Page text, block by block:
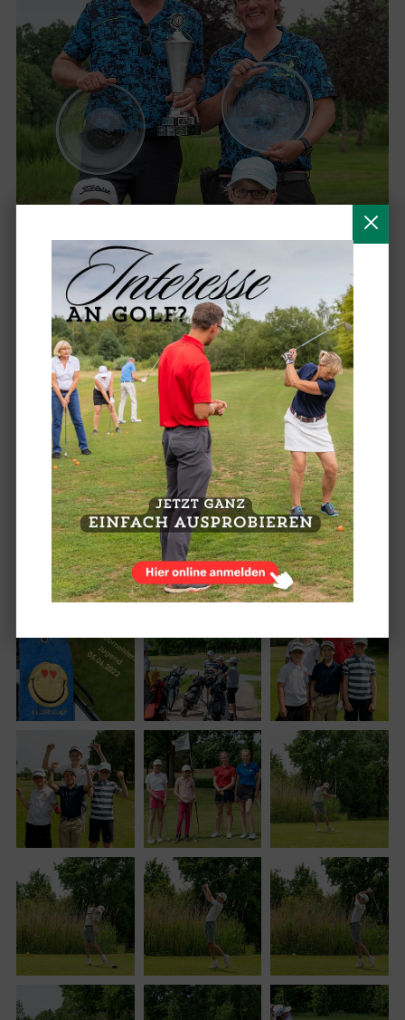
Tolles Bild - Jörg Wendt & Michael Ohlms holten den Titel bei den Erwachsenen.
Enrico Wichary & Henry Hornik bei den Jugendlichen.
JUGEND VIERER-CLUBMEISTERSCHAFTEN (FOTOS DER
VIERER-CLUBMEISTERSCHAFTEN FINDET IHR WEITER
UNTEN)